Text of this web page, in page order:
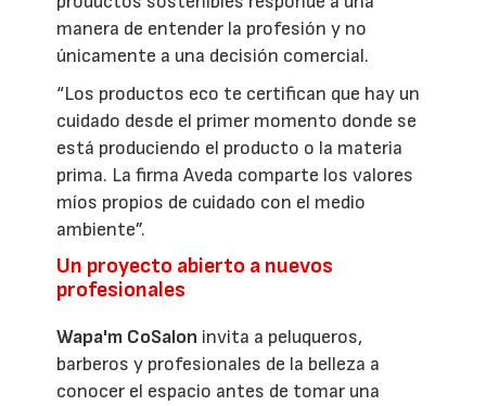
manera de entender la profesión y no
únicamente a una decisión comercial.
“Los productos eco te certifican que hay un
cuidado desde el primer momento donde se
está produciendo el producto o la materia
prima. La firma Aveda comparte los valores
míos propios de cuidado con el medio
ambiente”.
Un proyecto abierto a nuevos
profesionales
Wapa'm CoSalon invita a peluqueros,
barberos y profesionales de la belleza a
conocer el espacio antes de tomar una